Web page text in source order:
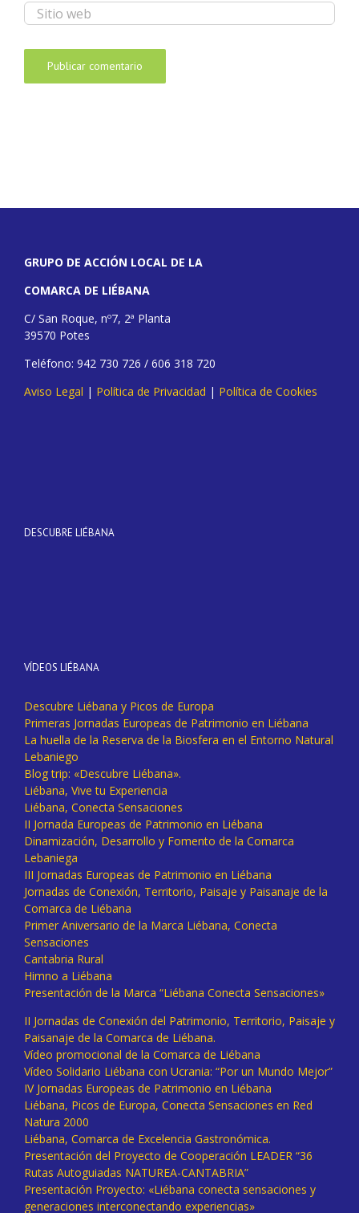
GRUPO DE ACCIÓN LOCAL DE LA
COMARCA DE LIÉBANA
C/ San Roque, nº7, 2ª Planta
39570 Potes
Teléfono: 942 730 726 / 606 318 720
Aviso Legal | Política de Privacidad | Política de Cookies
DESCUBRE LIÉBANA
VÍDEOS LIÉBANA
Descubre Liébana y Picos de Europa
Primeras Jornadas Europeas de Patrimonio en Liébana
La huella de la Reserva de la Biosfera en el Entorno Natural
Lebaniego
Blog trip: «Descubre Liébana».
Liébana, Vive tu Experiencia
Liébana, Conecta Sensaciones
II Jornada Europeas de Patrimonio en Liébana
Dinamización, Desarrollo y Fomento de la Comarca
Lebaniega
III Jornadas Europeas de Patrimonio en Liébana
Jornadas de Conexión, Territorio, Paisaje y Paisanaje de la
Comarca de Liébana
Primer Aniversario de la Marca Liébana, Conecta
Sensaciones
Cantabria Rural
Himno a Liébana
Presentación de la Marca “Liébana Conecta Sensaciones»
II Jornadas de Conexión del Patrimonio, Territorio, Paisaje y
Paisanaje de la Comarca de Liébana.
Vídeo promocional de la Comarca de Liébana
Vídeo Solidario Liébana con Ucrania: “Por un Mundo Mejor”
IV Jornadas Europeas de Patrimonio en Liébana
Liébana, Picos de Europa, Conecta Sensaciones en Red
Natura 2000
Liébana, Comarca de Excelencia Gastronómica.
Presentación del Proyecto de Cooperación LEADER “36
Rutas Autoguiadas NATUREA-CANTABRIA”
Presentación Proyecto: «Liébana conecta sensaciones y
generaciones interconectando experiencias»